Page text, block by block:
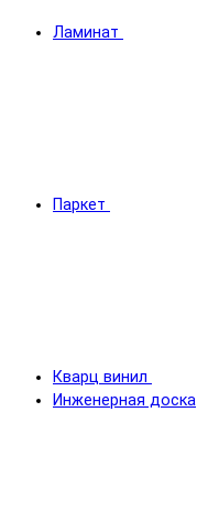
Ламинат
Паркет
Кварц винил
Инженерная доска